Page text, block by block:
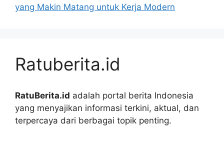
yang Makin Matang untuk Kerja Modern
Ratuberita.id
RatuBerita.id adalah portal berita Indonesia
yang menyajikan informasi terkini, aktual, dan
terpercaya dari berbagai topik penting.